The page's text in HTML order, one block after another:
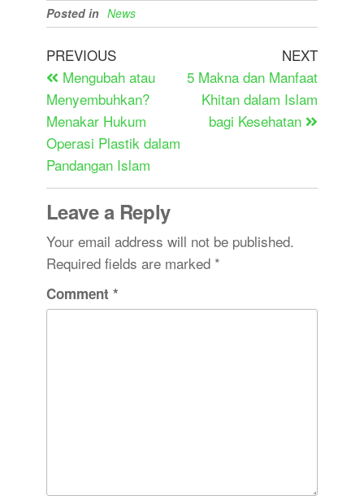
Posted in News
PREVIOUS
Mengubah atau
Menyembuhkan?
Menakar Hukum
Operasi Plastik dalam
Pandangan Islam
NEXT
5 Makna dan Manfaat
Khitan dalam Islam
bagi Kesehatan
Leave a Reply
Your email address will not be published.
Required fields are marked *
Comment *